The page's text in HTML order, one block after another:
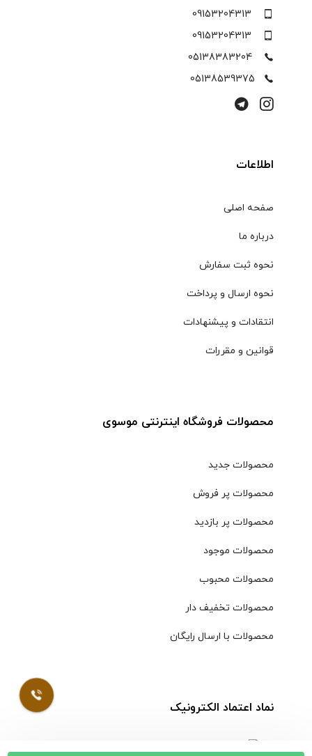
09153204313
09153204313
05138383204
05138539375
اطلاعات
صفحه اصلی
درباره ما
نحوه ثبت سفارش
نحوه ارسال و پرداخت
انتقادات و پیشنهادات
قوانین و مقررات
محصولات فروشگاه اینترنتی موسوی
محصولات جدید
محصولات پر فروش
محصولات پر بازدید
محصولات موجود
محصولات محبوب
محصولات تخفیف دار
محصولات با ارسال رایگان
نماد اعتماد الکترونیک